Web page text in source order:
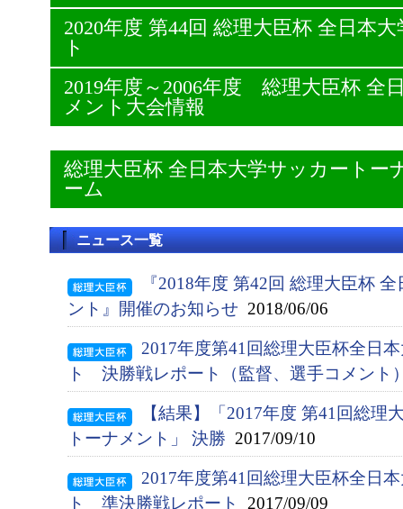
2020年度 第44回 総理大臣杯 全日本
ト
2019年度～2006年度 総理大臣杯 全
メント大会情報
総理大臣杯 全日本大学サッカート
ーム
ニュース一覧
『2018年度 第42回 総理大臣杯
ント』開催のお知らせ 2018/06/06
2017年度第41回総理大臣杯全日
ト 決勝戦レポート（監督、選手コメント
【結果】「2017年度 第41回総理
トーナメント」 決勝 2017/09/10
2017年度第41回総理大臣杯全日
ト 準決勝戦レポート
2017/09/09